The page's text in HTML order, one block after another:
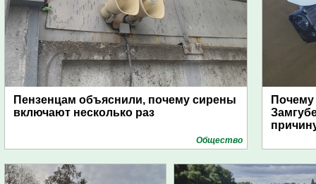
Пензенцам объяснили, почему сирены
включают несколько раз
Общество